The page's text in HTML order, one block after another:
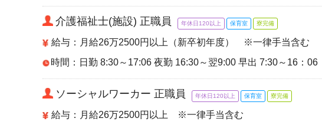
介護福祉士(施設) 正職員 年休日120以上 保育室 寮完備
給与：月給26万2500円以上（新卒初年度） ※一律手当含む
時間：日勤 8:30～17:06 夜勤 16:30～翌9:00 早出 7:30～16：
ソーシャルワーカー 正職員 年休日120以上 保育室 寮完備
給与：月給26万2500円以上 ※一律手当含む